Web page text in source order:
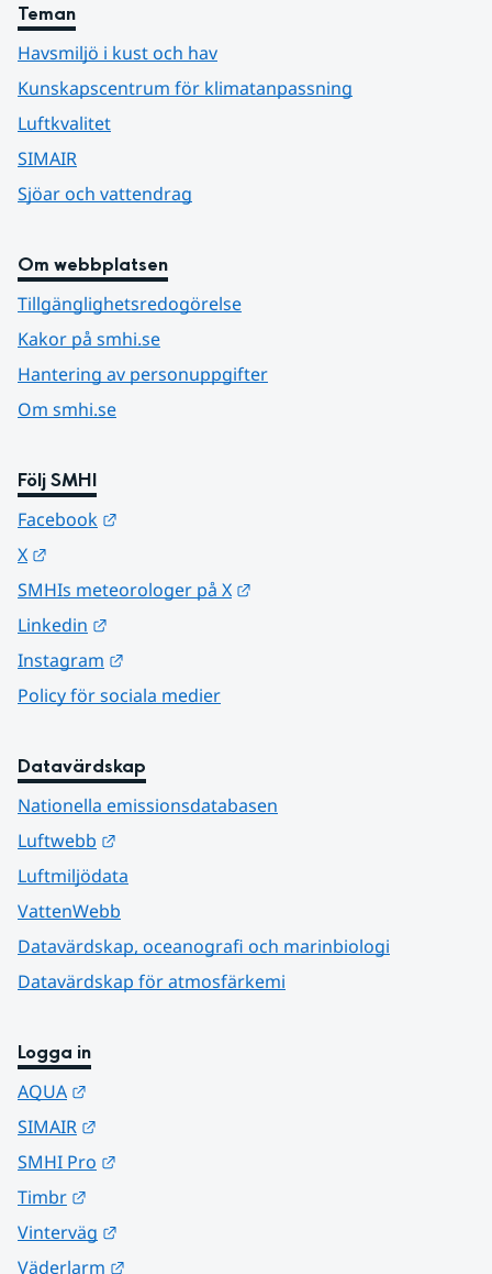
Teman
Havsmiljö i kust och hav
Kunskapscentrum för klimatanpassning
Luftkvalitet
SIMAIR
Sjöar och vattendrag
Om webbplatsen
Tillgänglighetsredogörelse
Kakor på smhi.se
Hantering av personuppgifter
Om smhi.se
Följ SMHI
Facebook
X
SMHIs meteorologer på X
Linkedin
Instagram
Policy för sociala medier
Datavärdskap
Nationella emissionsdatabasen
Luftwebb
Luftmiljödata
VattenWebb
Datavärdskap, oceanografi och marinbiologi
Datavärdskap för atmosfärkemi
Logga in
AQUA
SIMAIR
SMHI Pro
Timbr
Vinterväg
Väderlarm